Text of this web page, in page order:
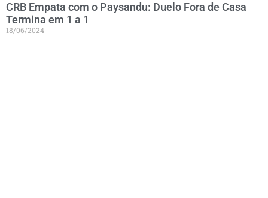
CRB Empata com o Paysandu: Duelo Fora de Casa
Termina em 1 a 1
18/06/2024